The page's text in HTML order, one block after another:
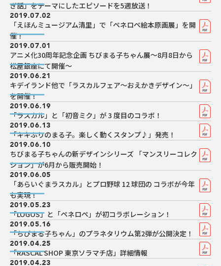
ぎ話」をテーマにしたエピソードを5週放送！
2019.07.02
「えほんミュージアム清里」で「ペネロペ絵本原画展」を開
催！
2019.07.01
アニメ化30周年記念企画 ちびまる子ちゃん展～8月8日から
松屋銀座にて開催～
2019.06.21
キデイランド他で「ラスカルフェア～おえかきデザイン～」
を開催！
2019.06.19
「ラスカル」と「初音ミク」が 3 度目のコラボ！
2019.06.13
「キキぷりのまる子。楽しく動くスタンプ♪」発売！
2019.06.10
ちびまる子ちゃんの新デザインシリーズ 「マンスリーコレク
ション」が6月から販売開始！
2019.06.05
「あらいぐまラスカル」とプロ野球 12 球団の コラボが今年
も実現！
2019.05.23
「LOGOS」と「ペネロペ」が初コラボレーション！
2019.05.16
「ちびまる子ちゃん」のプラネタリウム第2弾が公開決定！
2019.04.25
「RASCAL SHOP 東京ソラマチ店」詳細情報
2019.04.23